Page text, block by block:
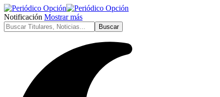
Notificación Mostrar más